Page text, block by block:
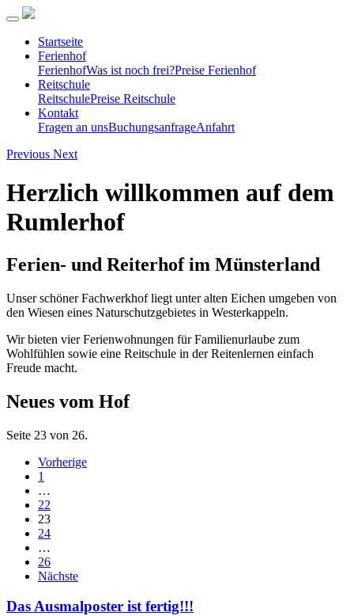
Startseite
Ferienhof
FerienhofWas ist noch frei?Preise Ferienhof
Reitschule
ReitschulePreise Reitschule
Kontakt
Fragen an unsBuchungsanfrageAnfahrt
Previous Next
Herzlich willkommen auf dem
Rumlerhof
Ferien- und Reiterhof im Münsterland
Unser schöner Fachwerkhof liegt unter alten Eichen umgeben von
den Wiesen eines Naturschutzgebietes in Westerkappeln.
Wir bieten vier Ferienwohnungen für Familienurlaube zum
Wohlfühlen sowie eine Reitschule in der Reitenlernen einfach
Freude macht.
Neues vom Hof
Seite 23 von 26.
Vorherige
1
…
22
23
24
…
26
Nächste
Das Ausmalposter ist fertig!!!